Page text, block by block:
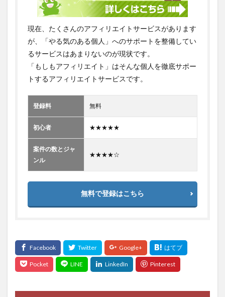
現在、たくさんのアフィリエイトサービスがあります
が、「やる気のある個人」へのサポートを整備してい
るサービスはあまりないのが現状です。
「もしもアフィリエイト」はそんな個人を徹底サポー
トするアフィリエイトサービスです。
登録料 無料
初心者 ★★★★★
案件の数とジャ
ンル
★★★★☆
無料で登録はこちら